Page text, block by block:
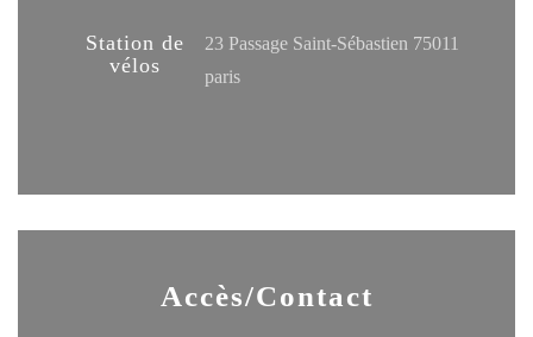
Station de
vélos
23 Passage Saint-Sébastien 75011
paris
Accès/Contact